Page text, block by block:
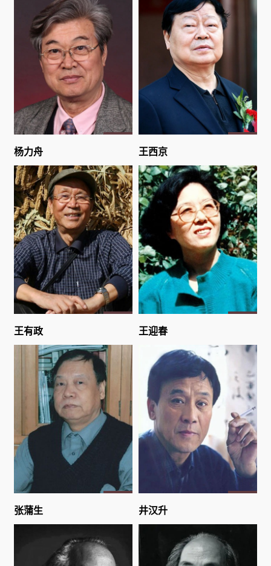
杨力舟 王西京
王有政 王迎春
张蒲生 井汉升